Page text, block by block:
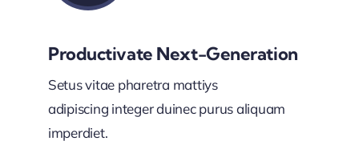
Productivate Next-Generation
Setus vitae pharetra mattiys
adipiscing integer duinec purus aliquam
imperdiet.